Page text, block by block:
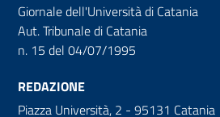
Giornale dell'Università di Catania
Aut. Tribunale di Catania
n. 15 del 04/07/1995
REDAZIONE
Piazza Università, 2 - 95131 Catania